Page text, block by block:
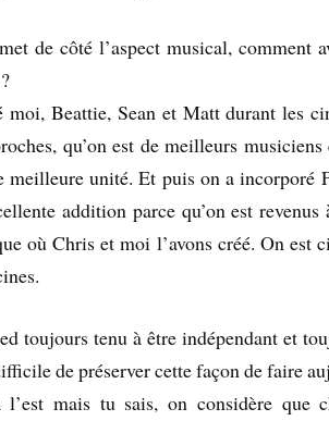
de côté l’aspect musical, comment
moi, Beattie, Sean et Matt durant les
qu’on est de meilleurs
meilleure unité. Et puis on a incorporé
addition parce qu’on est
où Chris et moi l’avons créé. On est
toujours tenu à être indépendant et
de préserver cette façon de faire
l’est mais tu sais, on considère que